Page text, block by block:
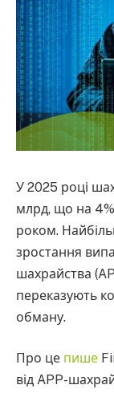
У 2025 році
млрд, що на
роком.
зростання
шахрайства
переказують
обману.
Про це пише
від APP-